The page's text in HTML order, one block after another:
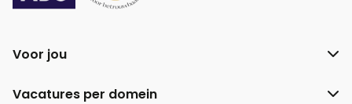
Voor jou
Vacatures per domein